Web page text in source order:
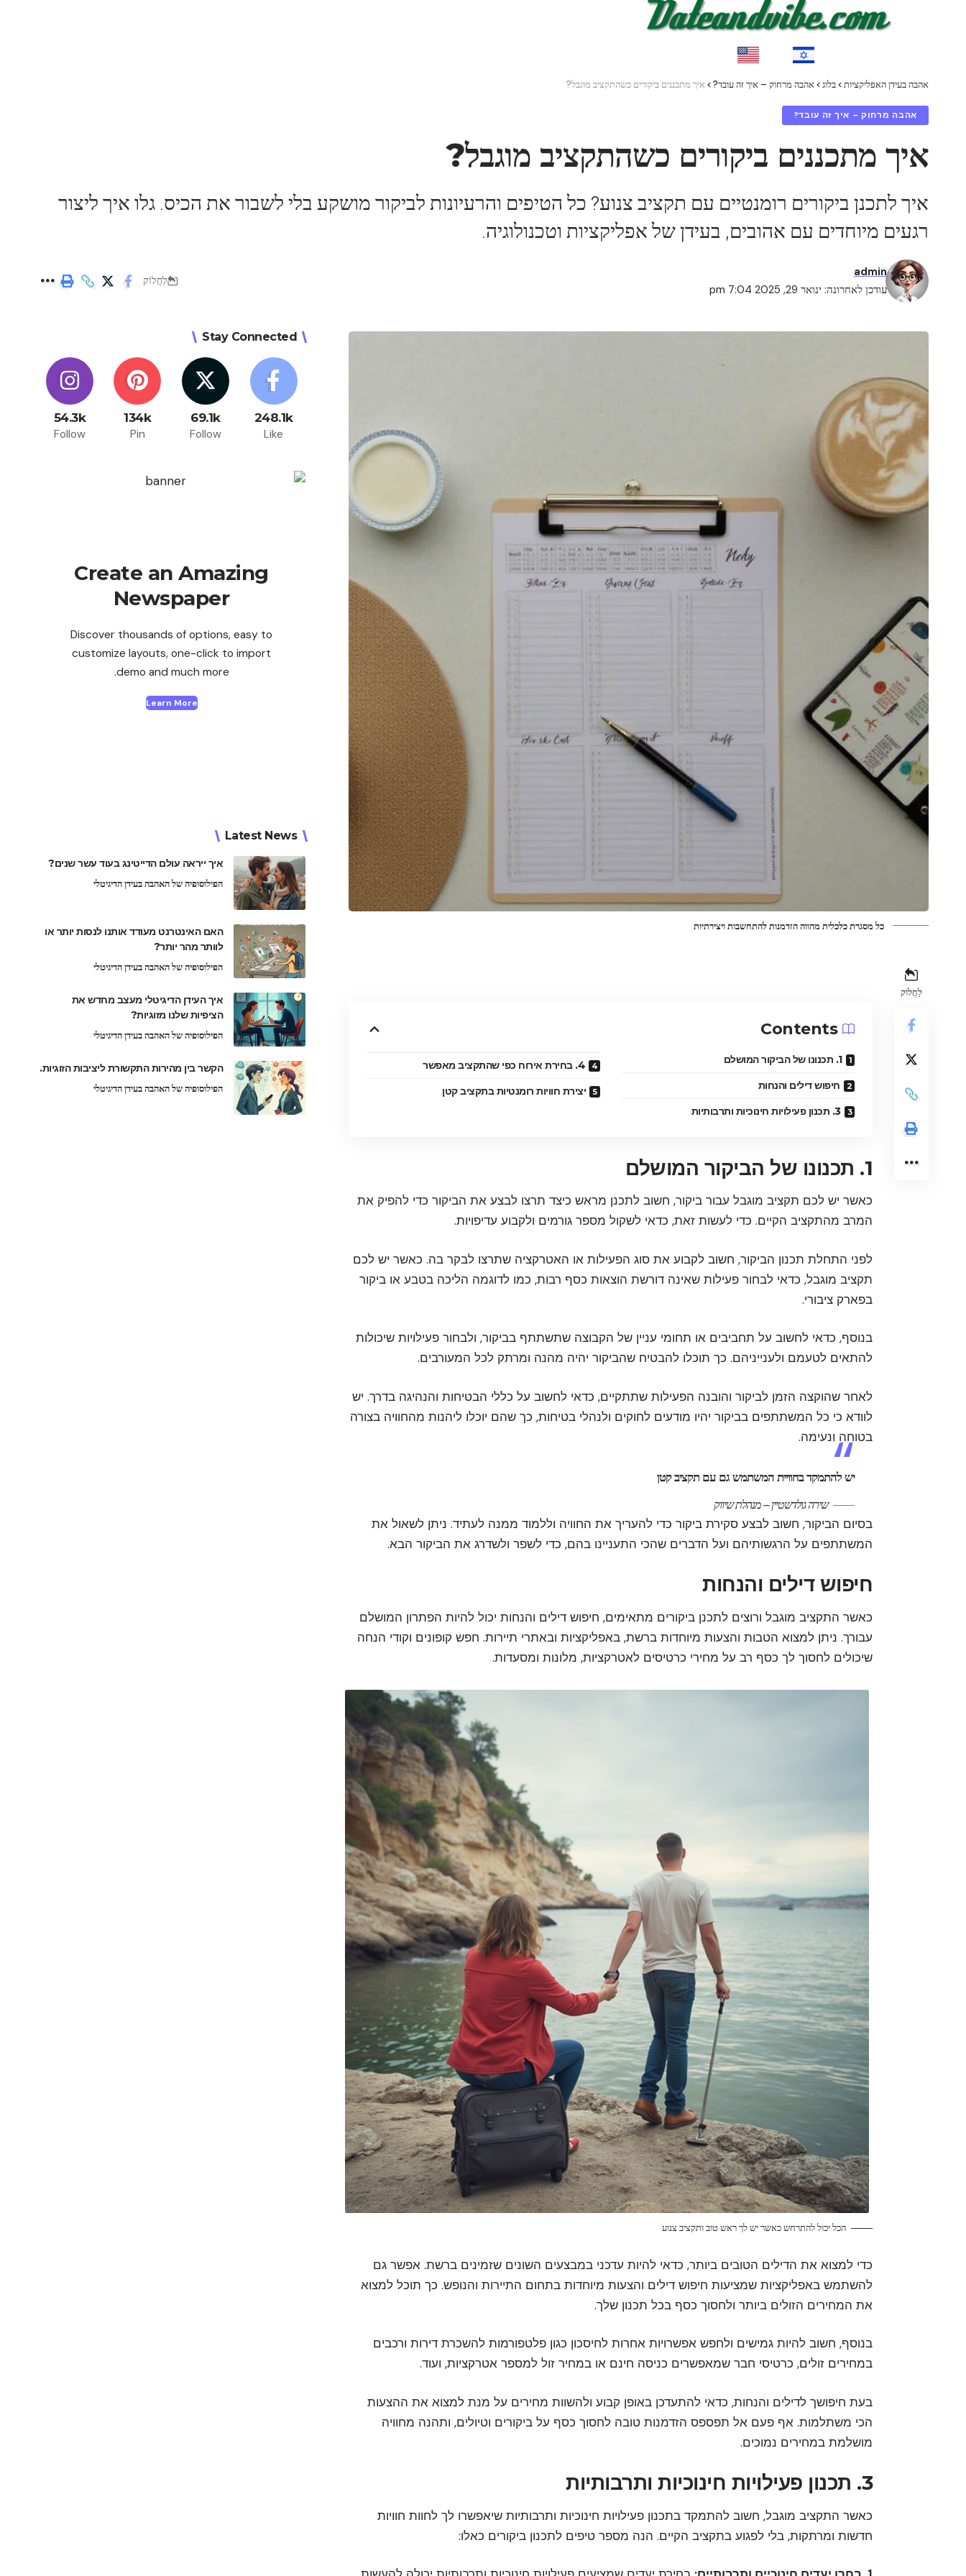
אהבה בעידן האפליקציות>בלוג>אהבה מרחוק – איך זה עובד?> איך מתכננים ביקורים כשהתקציב מוגבל?
אהבה מרחוק – איך זה עובד?
איך מתכננים ביקורים כשהתקציב מוגבל?
איך לתכנן ביקורים רומנטיים עם תקציב צנוע? כל הטיפים והרעיונות לביקור מושקע בלי לשבור את הכיס. גלו איך ליצור
רגעים מיוחדים עם אהובים, בעידן של אפליקציות וטכנולוגיה.
עודכן לאחרונה: ינואר 29, 2025 7:04 pm
admin
לַחֲלוֹק
כל מסגרת כלכלית מהווה הזדמנות להתחשבות ויצירתיות
לַחֲלוֹק
Contents
1. תכנונו של הביקור המושלם
חיפוש דילים והנחות
3. תכנון פעילויות חינוכיות ותרבותיות
4. בחירת אירוח כפי שהתקציב מאפשר
יצירת חוויות רומנטיות בתקציב קטן
1. תכנונו של הביקור המושלם
כאשר יש לכם תקציב מוגבל עבור ביקור, חשוב לתכנן מראש כיצד תרצו לבצע את הביקור כדי להפיק את
המרב מהתקציב הקיים. כדי לעשות זאת, כדאי לשקול מספר גורמים ולקבוע עדיפויות.
לפני התחלת תכנון הביקור, חשוב לקבוע את סוג הפעילות או האטרקציה שתרצו לבקר בה. כאשר יש לכם
תקציב מוגבל, כדאי לבחור פעילות שאינה דורשת הוצאות כסף רבות, כמו לדוגמה הליכה בטבע או ביקור
בפארק ציבורי.
בנוסף, כדאי לחשוב על תחביבים או תחומי עניין של הקבוצה שתשתתף בביקור, ולבחור פעילויות שיכולות
להתאים לטעמם ולענייניהם. כך תוכלו להבטיח שהביקור יהיה מהנה ומרתק לכל המעורבים.
לאחר שהוקצה הזמן לביקור והובנה הפעילות שתתקיים, כדאי לחשוב על כללי הבטיחות והנהיגה בדרך. יש
לוודא כי כל המשתתפים בביקור יהיו מודעים לחוקים ולנהלי בטיחות, כך שהם יוכלו ליהנות מהחוויה בצורה
בטוחה ונעימה.
יש להתמקד בחוויית המשתמש גם עם תקציב קטן
שירה גולדשטיין – מנהלת שיווק
בסיום הביקור, חשוב לבצע סקירת ביקור כדי להעריך את החוויה וללמוד ממנה לעתיד. ניתן לשאול את
המשתתפים על הרגשותיהם ועל הדברים שהכי התעניינו בהם, כדי לשפר ולשדרג את הביקור הבא.
חיפוש דילים והנחות
כאשר התקציב מוגבל ורוצים לתכנן ביקורים מתאימים, חיפוש דילים והנחות יכול להיות הפתרון המושלם
עבורך. ניתן למצוא הטבות והצעות מיוחדות ברשת, באפליקציות ובאתרי תיירות. חפש קופונים וקודי הנחה
שיכולים לחסוך לך כסף רב על מחירי כרטיסים לאטרקציות, מלונות ומסעדות.
הכל יכול להתרחש כאשר יש לך ראש טוב ותקציב צנוע
כדי למצוא את הדילים הטובים ביותר, כדאי להיות עדכני במבצעים השונים שזמינים ברשת. אפשר גם
להשתמש באפליקציות שמציעות חיפוש דילים והצעות מיוחדות בתחום התיירות והנופש. כך תוכל למצוא
את המחירים הזולים ביותר ולחסוך כסף בכל תכנון שלך.
בנוסף, חשוב להיות גמישים ולחפש אפשרויות אחרות לחיסכון כגון פלטפורמות להשכרת דירות ורכבים
במחירים זולים, כרטיסי חבר שמאפשרים כניסה חינם או במחיר זול למספר אטרקציות, ועוד.
בעת חיפושך לדילים והנחות, כדאי להתעדכן באופן קבוע ולהשוות מחירים על מנת למצוא את ההצעות
הכי משתלמות. אף פעם אל תפספס הזדמנות טובה לחסוך כסף על ביקורים וטיולים, ותהנה מחוויה
מושלמת במחירים נמוכים.
3. תכנון פעילויות חינוכיות ותרבותיות
כאשר התקציב מוגבל, חשוב להתמקד בתכנון פעילויות חינוכיות ותרבותיות שיאפשרו לך לחוות חוויות
חדשות ומרתקות, בלי לפגוע בתקציב הקיים. הנה מספר טיפים לתכנון ביקורים כאלו:
Stay Connected
248.1k
Like
69.1k
Follow
134k
Pin
54.3k
Follow
Create an Amazing
Newspaper
Discover thousands of options, easy to
customize layouts, one-click to import
demo and much more.
Learn More
Latest News
איך ייראה עולם הדייטינג בעוד עשר שנים?
הפילוסופיה של האהבה בעידן הדיגיטלי
האם האינטרנט מעודד אותנו לנסות יותר או
לוותר מהר יותר?
הפילוסופיה של האהבה בעידן הדיגיטלי
איך העידן הדיגיטלי מעצב מחדש את
הציפיות שלנו מזוגיות?
הפילוסופיה של האהבה בעידן הדיגיטלי
הקשר בין מהירות התקשורת ליציבות הזוגיות.
הפילוסופיה של האהבה בעידן הדיגיטלי